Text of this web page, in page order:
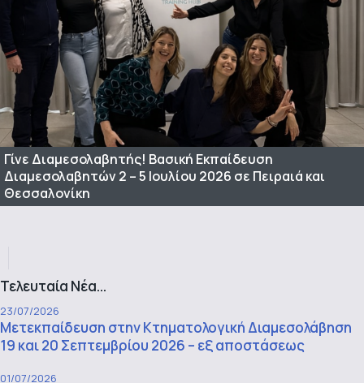
Γίνε Διαμεσολαβητής! Βασική Εκπαίδευση
Διαμεσολαβητών 2 – 5 Ιουλίου 2026 σε Πειραιά και
Θεσσαλονίκη
Τελευταία Νέα...
23/07/2026
Μετεκπαίδευση στην Κτηματολογική Διαμεσολάβηση
19 και 20 Σεπτεμβρίου 2026 – εξ αποστάσεως
01/07/2026